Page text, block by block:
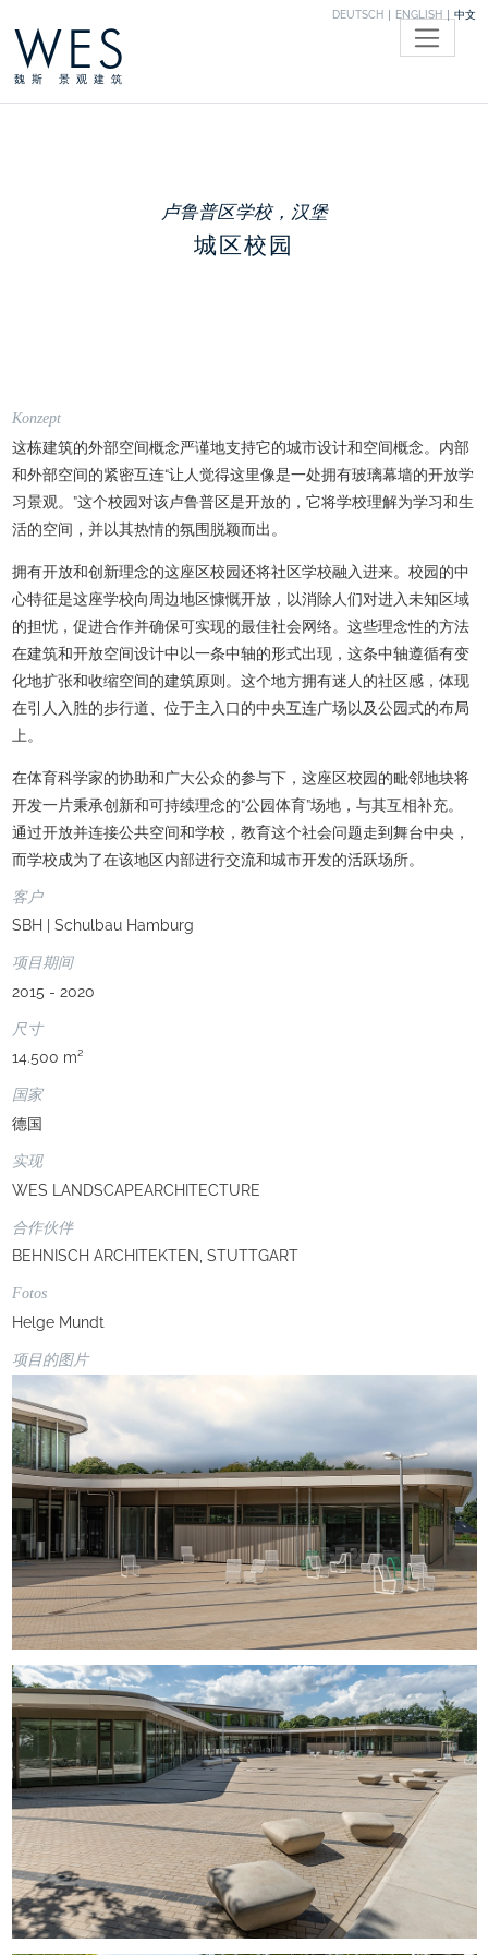
DEUTSCH ENGLISH 中文
WES
魏斯 景观建筑
卢鲁普区学校，汉堡
城区校园
Konzept
这栋建筑的外部空间概念严谨地支持它的城市设计和空间概念。内部
和外部空间的紧密互连“让人觉得这里像是一处拥有玻璃幕墙的开放学
习景观。”这个校园对该卢鲁普区是开放的，它将学校理解为学习和生
活的空间，并以其热情的氛围脱颖而出。
拥有开放和创新理念的这座区校园还将社区学校融入进来。校园的中
心特征是这座学校向周边地区慷慨开放，以消除人们对进入未知区域
的担忧，促进合作并确保可实现的最佳社会网络。这些理念性的方法
在建筑和开放空间设计中以一条中轴的形式出现，这条中轴遵循有变
化地扩张和收缩空间的建筑原则。这个地方拥有迷人的社区感，体现
在引人入胜的步行道、位于主入口的中央互连广场以及公园式的布局
上。
在体育科学家的协助和广大公众的参与下，这座区校园的毗邻地块将
开发一片秉承创新和可持续理念的“公园体育”场地，与其互相补充。
通过开放并连接公共空间和学校，教育这个社会问题走到舞台中央，
而学校成为了在该地区内部进行交流和城市开发的活跃场所。
客户
SBH | Schulbau Hamburg
项目期间
2015 - 2020
尺寸
14.500 m²
国家
德国
实现
WES LANDSCAPEARCHITECTURE
合作伙伴
BEHNISCH ARCHITEKTEN, STUTTGART
Fotos
Helge Mundt
项目的图片